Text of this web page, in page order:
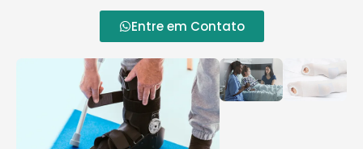
Entre em Contato